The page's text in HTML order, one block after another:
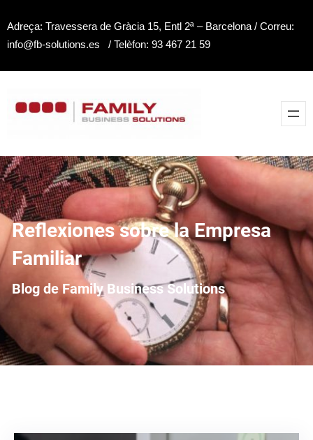
al
contenido
Adreça: Travessera de Gràcia 15, Entl 2ª – Barcelona / Correu:
info@fb-solutions.es / Telèfon: 93 467 21 59
Reflexiones sobre la Empresa
Familiar
Blog de Family Business Solutions